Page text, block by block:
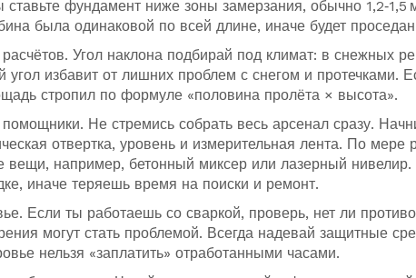
фундамент ниже зоны замерзания, обычно
была одинаковой по всей длине, иначе будет
Угол наклона подбирай под климат: в снежных
угол избавит от лишних проблем с снегом и протечками.
стропил по формуле «половина пролёта × высота».
Не стремись собрать весь арсенал сразу.
отвертка, уровень и измерительная лента. По мере
вещи, например, бетонный миксер или лазерный
иначе теряешь время на поиски и ремонт.
Если ты работаешь со сваркой, проверь, нет ли
могут стать проблемой. Всегда надевай защитные
нельзя «заплатить» отработанными часами.